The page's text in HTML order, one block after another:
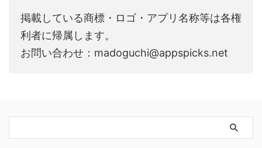
掲載している商標・ロゴ・アプリ名称等は各権
利者に帰属します。
お問い合わせ：madoguchi@appspicks.net